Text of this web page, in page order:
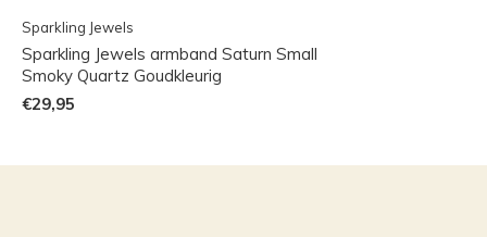
Sparkling Jewels
Sparkling Jewels armband Saturn Small
Smoky Quartz Goudkleurig
€29,95